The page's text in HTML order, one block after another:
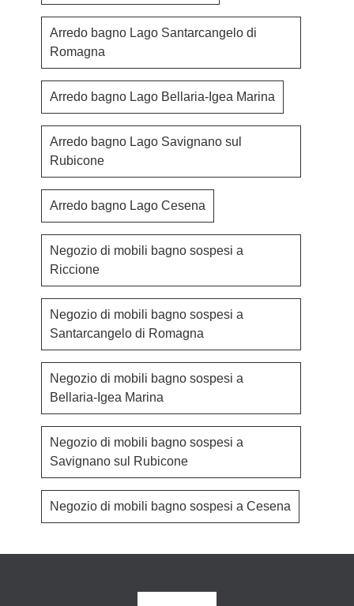
Arredo bagno Lago Santarcangelo di
Romagna
Arredo bagno Lago Bellaria-Igea Marina
Arredo bagno Lago Savignano sul
Rubicone
Arredo bagno Lago Cesena
Negozio di mobili bagno sospesi a
Riccione
Negozio di mobili bagno sospesi a
Santarcangelo di Romagna
Negozio di mobili bagno sospesi a
Bellaria-Igea Marina
Negozio di mobili bagno sospesi a
Savignano sul Rubicone
Negozio di mobili bagno sospesi a Cesena